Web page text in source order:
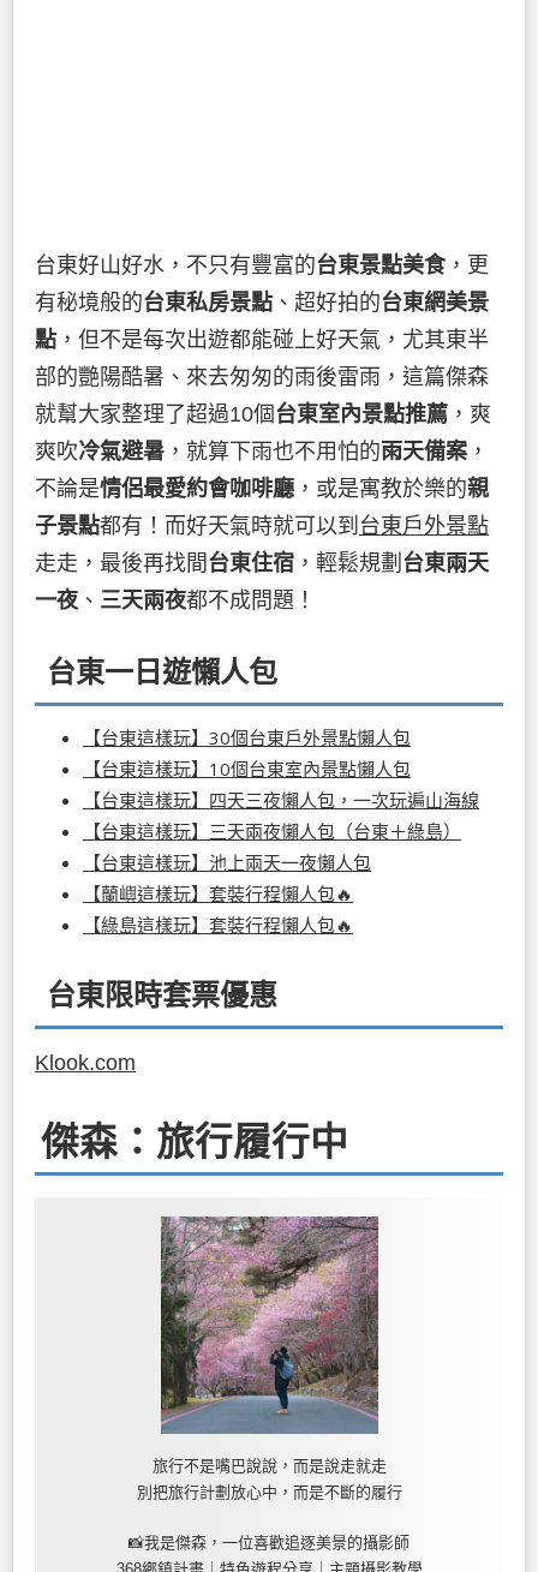
台東好山好水，不只有豐富的台東景點美食，更
有秘境般的台東私房景點 、超好拍的台東網美景
點 ，但不是每次出遊都能碰上好天氣，尤其東半
部的艷陽酷暑、來去匆匆的雨後雷雨，這篇傑森
就幫大家整理了超過10個台東室內景點推薦 ，爽
爽吹冷氣避暑 ，就算下雨也不用怕的雨天備案 ，
不論是情侶最愛約會咖啡廳 ，或是寓教於樂的親
子景點都有！而好天氣時就可以到 台東戶外景點
走走，最後再找間 台東住宿 ，輕鬆規劃 台東兩天
一夜 、 三天兩夜都不成問題！
台東一日遊懶人包
【台東這樣玩】30個台東戶外景點懶人包
【台東這樣玩】10個台東室內景點懶人包
【台東這樣玩】四天三夜懶人包，一次玩遍山海線
【台東這樣玩】三天兩夜懶人包（台東＋綠島）
【台東這樣玩】池上兩天一夜懶人包
【蘭嶼這樣玩】套裝行程懶人包🔥
【綠島這樣玩】套裝行程懶人包🔥
台東限時套票優惠
Klook.com
傑森：旅行履行中
旅行不是嘴巴說說，而是說走就走
別把旅行計劃放心中，而是不斷的履行
📸我是傑森，一位喜歡追逐美景的攝影師